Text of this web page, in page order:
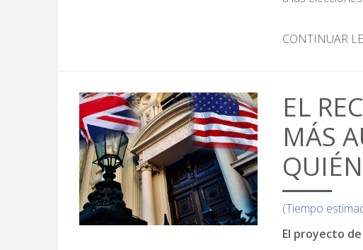
CONTINUAR
EL
MÁS
(Tiempo
El proyecto